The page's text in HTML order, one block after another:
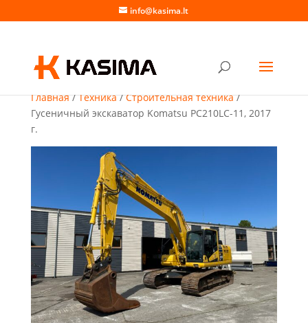
info@kasima.lt
Главная/Техника/Строительная техника/
Гусеничный экскаватор Komatsu PC210LC-11, 2017
г.